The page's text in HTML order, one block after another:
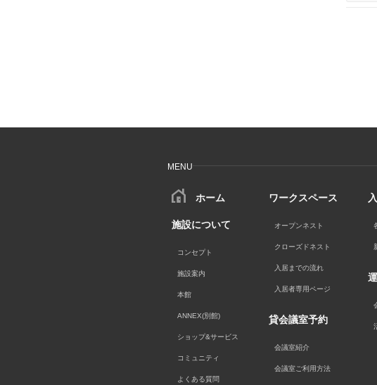
MENU
ホーム
施設について
コンセプト
施設案内
本館
ANNEX(別館)
ショップ&サービス
コミュニティ
よくある質問
ワークスペース
オープンネスト
クローズドネスト
入居までの流れ
入居者専用ページ
貸会議室予約
会議室紹介
会議室ご利用方法